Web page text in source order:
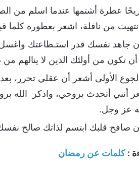
عطرة أشتمها عندما اسلم من
من نافلة، اشعر بعطوره
جاهد نفسك قدر استـطاعتك
أن تكون من أولئك الذين لا
الأولى أشعر أن عقلي تحرر،
أنني أتحدث بروحي، واذكر الله
عز وجل.
صافح قلبك ابتسم لذاتك صالح
:كلمات عن رمضان